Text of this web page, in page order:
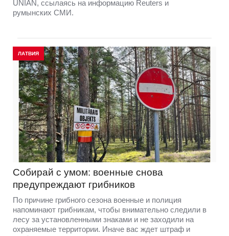
UNIAN, ссылаясь на информацию Reuters и
румынских СМИ.
ЛАТВИЯ
Собирай с умом: военные снова
предупреждают грибников
По причине грибного сезона военные и полиция
напоминают грибникам, чтобы внимательно следили в
лесу за установленными знаками и не заходили на
охраняемые территории. Иначе вас ждет штраф и